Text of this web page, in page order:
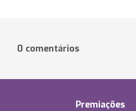
0 comentários
Premiações